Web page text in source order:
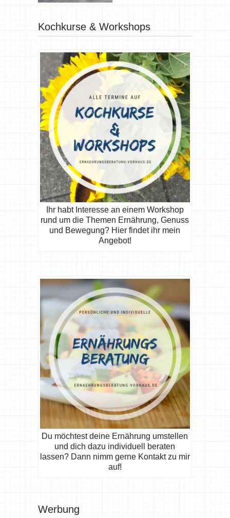
Kochkurse & Workshops
Ihr habt Interesse an einem Workshop
rund um die Themen Ernährung, Genuss
und Bewegung? Hier findet ihr mein
Angebot!
Du möchtest deine Ernährung umstellen
und dich dazu individuell beraten
lassen? Dann nimm gerne Kontakt zu mir
auf!
Werbung